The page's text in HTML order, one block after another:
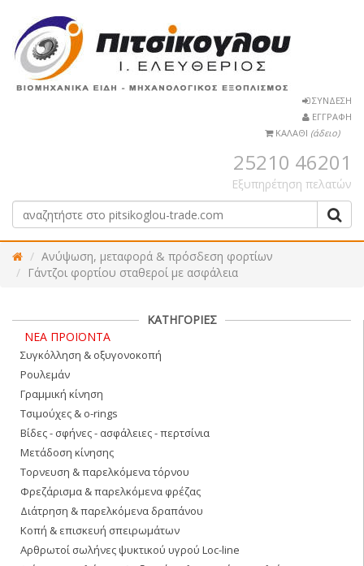
ΣΥΝΔΕΣΗ
ΕΓΓΡΑΦΗ
ΚΑΛΑΘΙ (άδειο)
25210 46201
Εξυπηρέτηση πελατών
Ανύψωση, μεταφορά & πρόσδεση φορτίων
Γάντζοι φορτίου σταθεροί με ασφάλεια
ΚΑΤΗΓΟΡΙΕΣ
ΝΕΑ ΠΡΟΪΟΝΤΑ
Συγκόλληση & οξυγονοκοπή
Ρουλεμάν
Γραμμική κίνηση
Τσιμούχες & o-rings
Βίδες - σφήνες - ασφάλειες - περτσίνια
Μετάδοση κίνησης
Τορνευση & παρελκόμενα τόρνου
Φρεζάρισμα & παρελκόμενα φρέζας
Διάτρηση & παρελκόμενα δραπάνου
Κοπή & επισκευή σπειρωμάτων
Αρθρωτοί σωλήνες ψυκτικού υγρού Loc-line